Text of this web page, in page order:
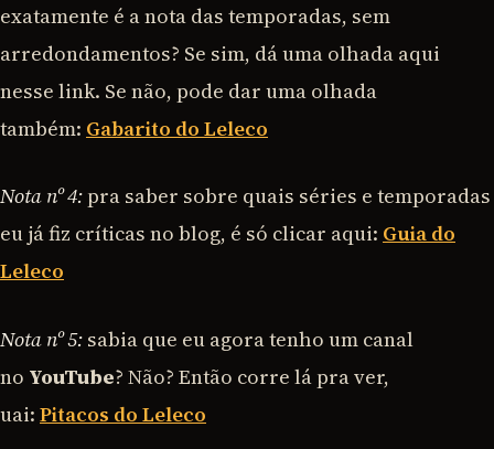
exatamente é a nota das temporadas, sem
arredondamentos? Se sim, dá uma olhada aqui
nesse link. Se não, pode dar uma olhada
também: Gabarito do Leleco
Nota nº 4: pra saber sobre quais séries e temporadas
eu já fiz críticas no blog, é só clicar aqui: Guia do
Leleco
Nota nº 5: sabia que eu agora tenho um canal
no YouTube? Não? Então corre lá pra ver,
uai: Pitacos do Leleco